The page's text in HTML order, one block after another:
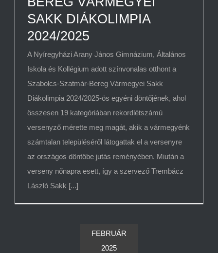
SAKK DIÁKOLIMPIA
2024/2025
A Nyíregyházi Arany János Gimnázium, Általános
Iskola és Kollégium adott színvonalas otthont a
Szabolcs-Szatmár-Bereg Vármegyei Sakk
Diákolimpia 2024/2025-ös egyéni döntőjének, ahol
összesen 19 kategóriában rekordlétszámú
versenyző mérette meg magát, akik a vármegyénk
számtalan településéről látogattak el a versenyre
az országos döntőbe jutás reményében. Miután a
verseny nőnapra esett, így a szervező Trembácz
László Sakk [...]
FEBRUÁR
2025